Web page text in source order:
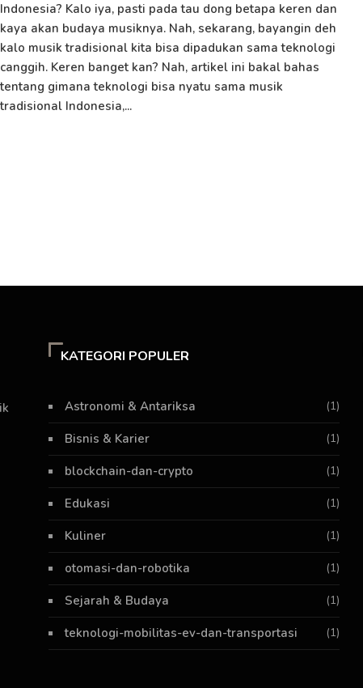
Indonesia? Kalo iya, pasti pada tau dong betapa keren dan
kaya akan budaya musiknya. Nah, sekarang, bayangin deh
kalo musik tradisional kita bisa dipadukan sama teknologi
canggih. Keren banget kan? Nah, artikel ini bakal bahas
tentang gimana teknologi bisa nyatu sama musik
tradisional Indonesia,...
KATEGORI POPULER
Astronomi & Antariksa (1)
Bisnis & Karier (1)
blockchain-dan-crypto (1)
Edukasi (1)
Kuliner (1)
otomasi-dan-robotika (1)
Sejarah & Budaya (1)
teknologi-mobilitas-ev-dan-transportasi (1)